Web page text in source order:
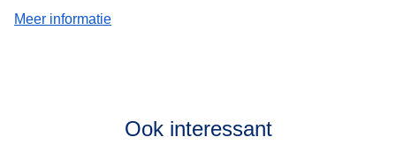
Meer informatie(
Ook interessant